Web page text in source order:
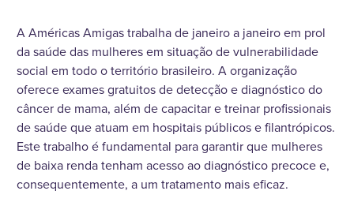
A Américas Amigas trabalha de janeiro a janeiro em prol
da saúde das mulheres em situação de vulnerabilidade
social em todo o território brasileiro. A organização
oferece exames gratuitos de detecção e diagnóstico do
câncer de mama, além de capacitar e treinar profissionais
de saúde que atuam em hospitais públicos e filantrópicos.
Este trabalho é fundamental para garantir que mulheres
de baixa renda tenham acesso ao diagnóstico precoce e,
consequentemente, a um tratamento mais eficaz.